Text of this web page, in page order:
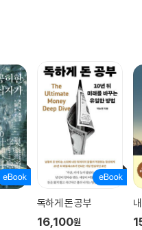
독하게 돈 공부
16,100원